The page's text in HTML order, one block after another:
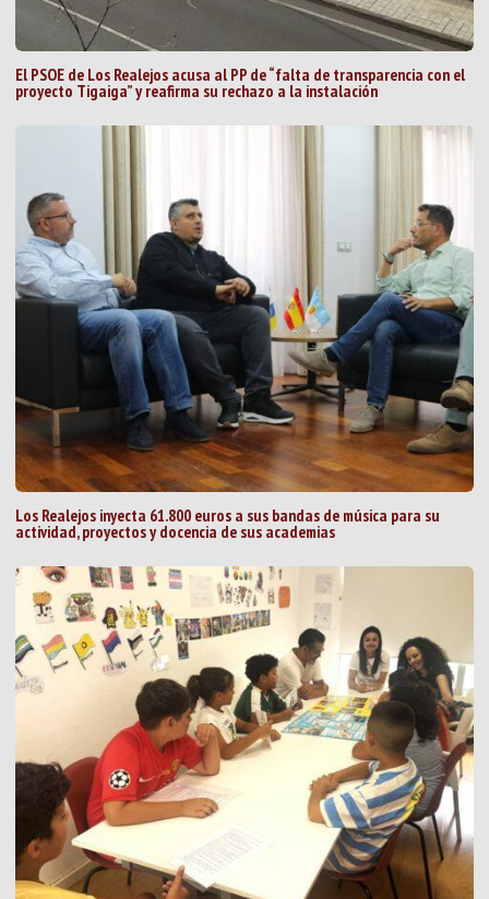
El PSOE de Los Realejos acusa al PP de “falta de transparencia con el
proyecto Tigaiga” y reafirma su rechazo a la instalación
Los Realejos inyecta 61.800 euros a sus bandas de música para su
actividad, proyectos y docencia de sus academias